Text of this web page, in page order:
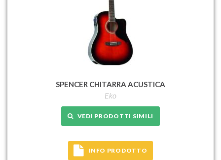
SPENCER CHITARRA ACUSTICA
Eko
VEDI PRODOTTI SIMILI
INFO PRODOTTO